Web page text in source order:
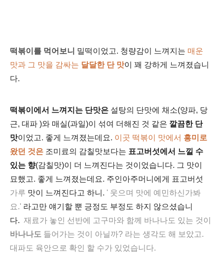
떡볶이를 먹어보니 밀떡이었고. 청량감이 느껴지는 매운
맛과 그 맛을 감싸는 달달한 단 맛이 꽤 강하게
느껴졌습니
다.
떡볶이에서 느껴지는 단맛은 설탕의 단맛에 채소(양파, 당
근, 대파 )와 매실(과일)이 섞여 더해진 것 같은 깔끔한 단
맛이었고. 좋게 느껴졌는데요. 이곳 떡볶이 맛에서 흥미로
왔던 것은 조미료의 감칠맛보다는 표고버섯에서 느낄 수
있는 향(감칠맛)이 더 느껴진다는 것이었습니다. 그 맛이
묘했고. 좋게 느껴졌는데요. 주인아주머니에게 표고버섯
가루 맛이 느껴진다고 하니. ' 웃으며 맛에 예민하신가봐
요.' 라고만 얘기할 뿐 긍정도 부정도 하지 않으셨습니
다. 재료가 놓인 선반에 고구마와 함께 바나나도 있는 것이
바나나도 들어가는 것이 아닐까? 라는 생각도 해 보았고.
대파도 육안으로 확인 할 수가 있었습니다.